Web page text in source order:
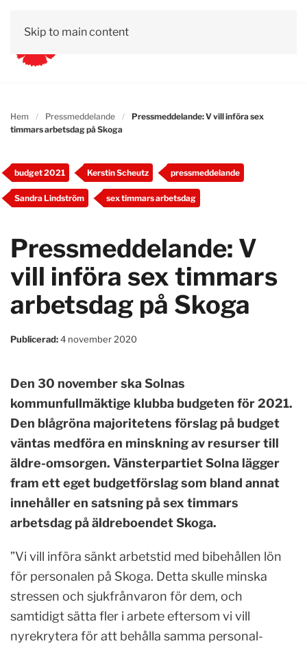
Skip to main content
Hem Pressmeddelande
Pressmeddelande: V vill införa sex
timmars arbetsdag på Skoga
budget 2021 Kerstin Scheutz pressmeddelande
Sandra Lindström sex timmars arbetsdag
Pressmeddelande: V
vill införa sex timmars
arbetsdag på Skoga
Publicerad:4 november 2020
Den 30 november ska Solnas
kommunfullmäktige klubba budgeten för 2021.
Den blågröna majoritetens förslag på budget
väntas medföra en minskning av resurser till
äldre-omsorgen. Vänsterpartiet Solna lägger
fram ett eget budgetförslag som bland annat
innehåller en satsning på sex timmars
arbetsdag på äldreboendet Skoga.
”Vi vill införa sänkt arbetstid med bibehållen lön
för personalen på Skoga. Detta skulle minska
stressen och sjukfrånvaron för dem, och
samtidigt sätta fler i arbete eftersom vi vill
nyrekrytera för att behålla samma personal-